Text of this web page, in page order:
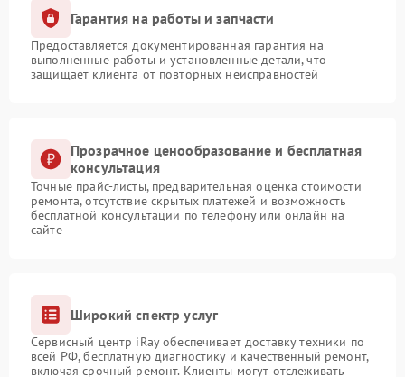
Гарантия на работы и запчасти
Предоставляется документированная гарантия на
выполненные работы и установленные детали, что
защищает клиента от повторных неисправностей
Прозрачное ценообразование и бесплатная
консультация
Точные прайс-листы, предварительная оценка стоимости
ремонта, отсутствие скрытых платежей и возможность
бесплатной консультации по телефону или онлайн на
сайте
Широкий спектр услуг
Сервисный центр iRay обеспечивает доставку техники по
всей РФ, бесплатную диагностику и качественный ремонт,
включая срочный ремонт. Клиенты могут отслеживать